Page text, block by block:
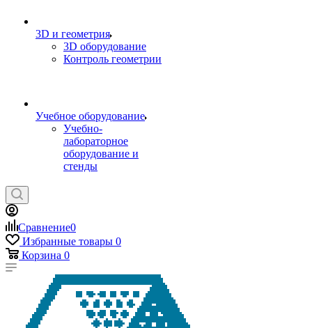
3D и геометрия
3D оборудование
Контроль геометрии
Учебное оборудование
Учебно-
лабораторное
оборудование и
стенды
Сравнение0
Избранные товары 0
Корзина 0